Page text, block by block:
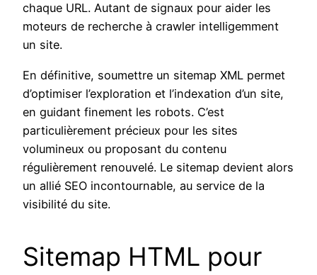
chaque URL. Autant de signaux pour aider les
moteurs de recherche à crawler intelligemment
un site.
En définitive, soumettre un sitemap XML permet
d’optimiser l’exploration et l’indexation d’un site,
en guidant finement les robots. C’est
particulièrement précieux pour les sites
volumineux ou proposant du contenu
régulièrement renouvelé. Le sitemap devient alors
un allié SEO incontournable, au service de la
visibilité du site.
Sitemap HTML pour